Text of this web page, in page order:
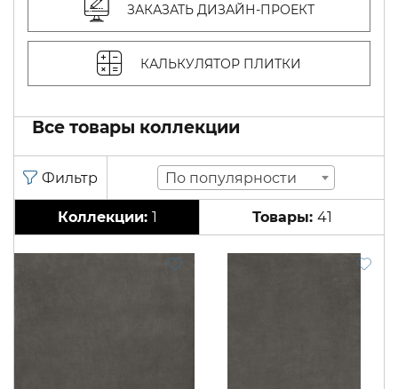
ЗАКАЗАТЬ ДИЗАЙН-ПРОЕКТ
КАЛЬКУЛЯТОР ПЛИТКИ
Все товары коллекции
По популярности
1 41